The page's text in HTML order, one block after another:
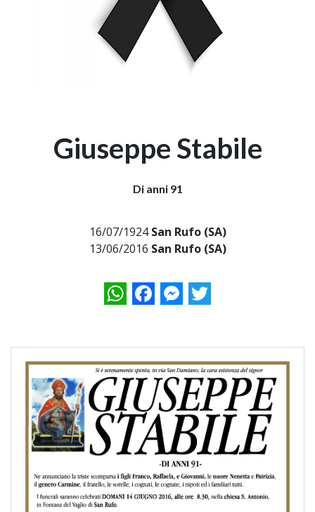
Giuseppe Stabile
Di anni 91
16/07/1924San Rufo (SA)
13/06/2016 San Rufo (SA)
WhatsAppFacebookMessenger
Twitter